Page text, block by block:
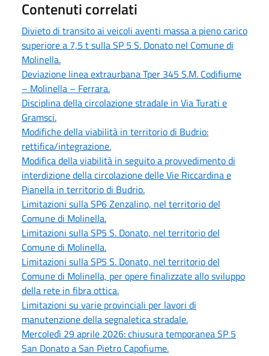
Contenuti correlati
Divieto di transito ai veicoli aventi massa a pieno carico
superiore a 7,5 t sulla SP 5 S. Donato nel Comune di
Molinella.
Deviazione linea extraurbana Tper 345 S.M. Codifiume
– Molinella – Ferrara.
Disciplina della circolazione stradale in Via Turati e
Gramsci.
Modifiche della viabilità in territorio di Budrio:
rettifica/integrazione.
Modifica della viabilità in seguito a provvedimento di
interdizione della circolazione delle Vie Riccardina e
Pianella in territorio di Budrio.
Limitazioni sulla SP6 Zenzalino, nel territorio del
Comune di Molinella.
Limitazioni sulla SP5 S. Donato, nel territorio del
Comune di Molinella.
Limitazioni sulla SP5 S. Donato, nel territorio del
Comune di Molinella, per opere finalizzate allo sviluppo
della rete in fibra ottica.
Limitazioni su varie provinciali per lavori di
manutenzione della segnaletica stradale.
Mercoledì 29 aprile 2026: chiusura temporanea SP 5
San Donato a San Pietro Capofiume.